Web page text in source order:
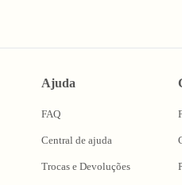
Ajuda
FAQ
Central de ajuda
Trocas e Devoluções